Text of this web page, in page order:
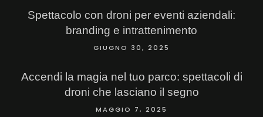
Spettacolo con droni per eventi aziendali:
branding e intrattenimento
GIUGNO 30, 2025
Accendi la magia nel tuo parco: spettacoli di
droni che lasciano il segno
MAGGIO 7, 2025